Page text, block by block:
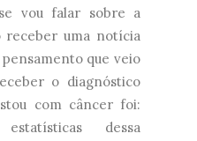
vou falar sobre a
receber uma notícia
que veio
o diagnóstico
com câncer foi:
dessa